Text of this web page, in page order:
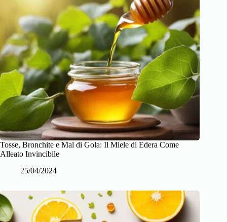
Tosse, Bronchite e Mal di Gola: Il Miele di Edera Come
Alleato Invincibile
25/04/2024